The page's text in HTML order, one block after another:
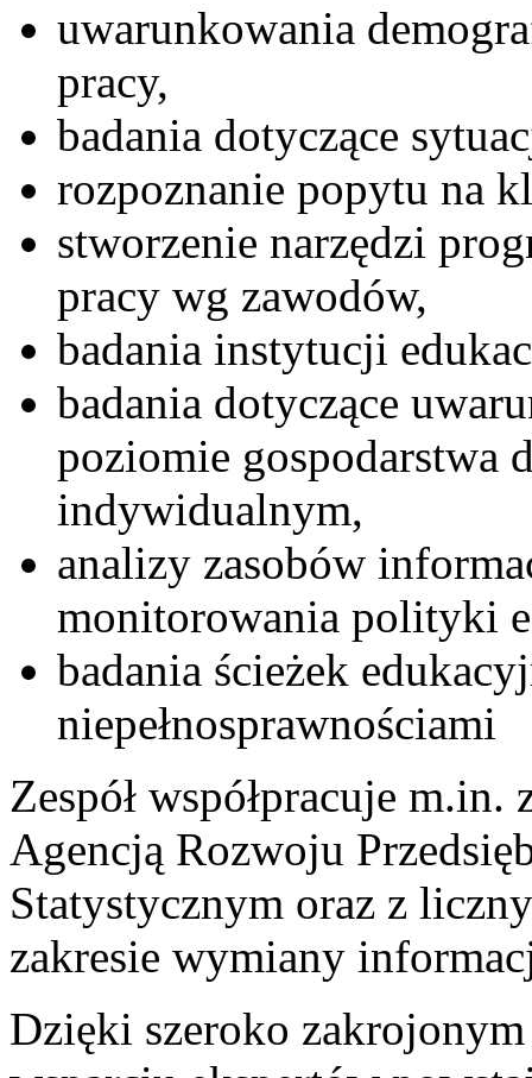
uwarunkowania
pracy,
badania dotyczące
rozpoznanie popytu na
stworzenie narzędzi
pracy wg zawodów,
badania instytucji
badania dotyczące
poziomie gospodarstwa
indywidualnym,
analizy zasobów
monitorowania polityki
badania ścieżek
niepełnosprawnościami
Zespół współpracuje
Agencją Rozwoju
Statystycznym oraz z
zakresie wymiany
Dzięki szeroko